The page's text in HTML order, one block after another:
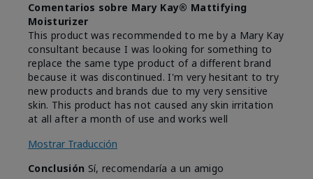
Comentarios sobre Mary Kay® Mattifying
Moisturizer
This product was recommended to me by a Mary Kay
consultant because I was looking for something to
replace the same type product of a different brand
because it was discontinued. I'm very hesitant to try
new products and brands due to my very sensitive
skin. This product has not caused any skin irritation
at all after a month of use and works well
Mostrar Traducción
Conclusión Sí, recomendaría a un amigo